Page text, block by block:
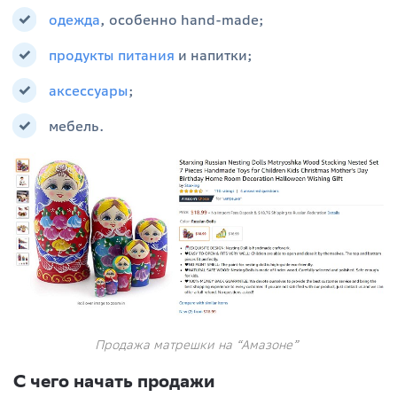
одежда, особенно hand-made;
продукты питания и напитки;
аксессуары;
мебель.
Продажа матрешки на “Амазоне”
С чего начать продажи